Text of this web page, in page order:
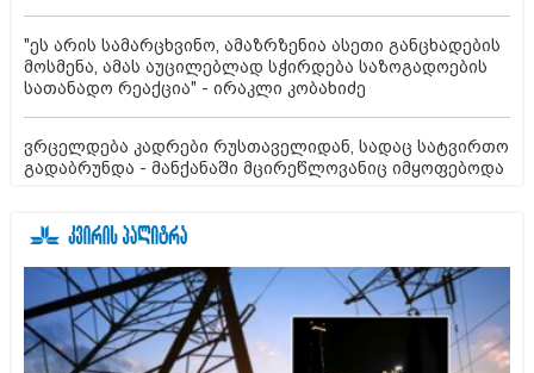
"ეს არის სამარცხვინო, ამაზრზენია ასეთი განცხადების
მოსმენა, ამას აუცილებლად სჭირდება საზოგადოების
სათანადო რეაქცია" - ირაკლი კობახიძე
ვრცელდება კადრები რუსთაველიდან, სადაც სატვირთო
გადაბრუნდა - მანქანაში მცირეწლოვანიც იმყოფებოდა